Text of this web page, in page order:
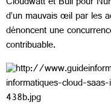
d’un mauvais œil par les
dénoncent une
contribuable.